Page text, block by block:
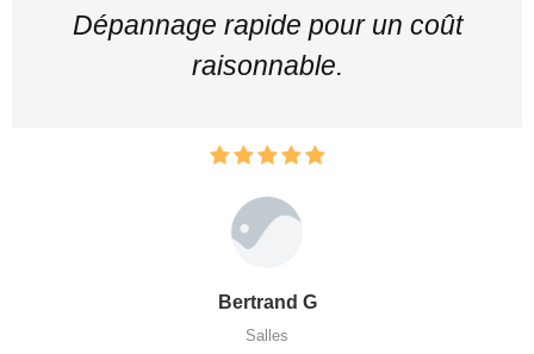
Dépannage rapide pour un coût
raisonnable.
Bertrand G
Salles